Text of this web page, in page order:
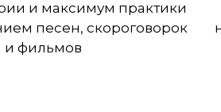
и максимум практики
песен, скороговорок
и фильмов